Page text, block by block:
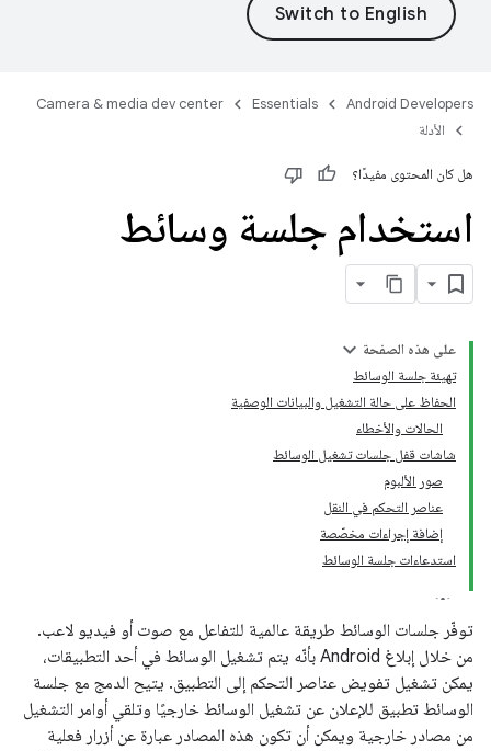
Android Developers
Essentials
Camera & media dev center
الأدلة
هل كان المحتوى مفيدًا؟
استخدام جلسة وسائط
على هذه الصفحة
تهيئة جلسة الوسائط
الحفاظ على حالة التشغيل والبيانات الوصفية
الحالات والأخطاء
شاشات قفل جلسات تشغيل الوسائط
صور الألبوم
عناصر التحكم في النقل
إضافة إجراءات مخصّصة
استدعاءات جلسة الوسائط
توفّر جلسات الوسائط طريقة عالمية للتفاعل مع صوت أو فيديو لاعب.
من خلال إبلاغ Android بأنّه يتم تشغيل الوسائط في أحد التطبيقات،
يمكن تشغيل تفويض عناصر التحكم إلى التطبيق. يتيح الدمج مع جلسة
الوسائط تطبيق للإعلان عن تشغيل الوسائط خارجيًا وتلقي أوامر التشغيل
من مصادر خارجية ويمكن أن تكون هذه المصادر عبارة عن أزرار فعلية